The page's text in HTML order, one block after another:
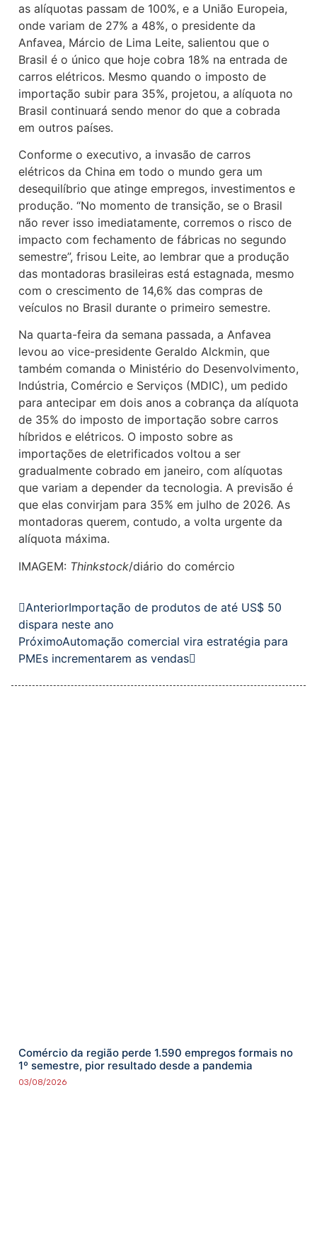
as alíquotas passam de 100%, e a União Europeia,
onde variam de 27% a 48%, o presidente da
Anfavea, Márcio de Lima Leite, salientou que o
Brasil é o único que hoje cobra 18% na entrada de
carros elétricos. Mesmo quando o imposto de
importação subir para 35%, projetou, a alíquota no
Brasil continuará sendo menor do que a cobrada
em outros países.
Conforme o executivo, a invasão de carros
elétricos da China em todo o mundo gera um
desequilíbrio que atinge empregos, investimentos e
produção. “No momento de transição, se o Brasil
não rever isso imediatamente, corremos o risco de
impacto com fechamento de fábricas no segundo
semestre”, frisou Leite, ao lembrar que a produção
das montadoras brasileiras está estagnada, mesmo
com o crescimento de 14,6% das compras de
veículos no Brasil durante o primeiro semestre.
Na quarta-feira da semana passada, a Anfavea
levou ao vice-presidente Geraldo Alckmin, que
também comanda o Ministério do Desenvolvimento,
Indústria, Comércio e Serviços (MDIC), um pedido
para antecipar em dois anos a cobrança da alíquota
de 35% do imposto de importação sobre carros
híbridos e elétricos. O imposto sobre as
importações de eletrificados voltou a ser
gradualmente cobrado em janeiro, com alíquotas
que variam a depender da tecnologia. A previsão é
que elas convirjam para 35% em julho de 2026. As
montadoras querem, contudo, a volta urgente da
alíquota máxima.
IMAGEM: Thinkstock/diário do comércio
AnteriorImportação de produtos de até US$ 50
dispara neste ano
PróximoAutomação comercial vira estratégia para
PMEs incrementarem as vendas
Comércio da região perde 1.590 empregos formais no
1º semestre, pior resultado desde a pandemia
03/08/2026